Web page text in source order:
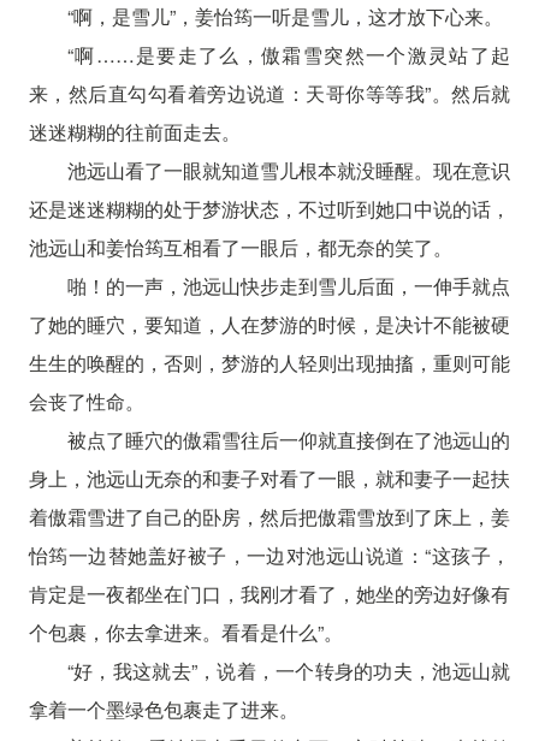
“啊，是雪儿”，姜怡筠一听是雪儿，这才放下心来。
“啊……是要走了么，傲霜雪突然一个激灵站了起
来，然后直勾勾看着旁边说道：天哥你等等我”。然后就
迷迷糊糊的往前面走去。
池远山看了一眼就知道雪儿根本就没睡醒。现在意识
还是迷迷糊糊的处于梦游状态，不过听到她口中说的话，
池远山和姜怡筠互相看了一眼后，都无奈的笑了。
啪！的一声，池远山快步走到雪儿后面，一伸手就点
了她的睡穴，要知道，人在梦游的时候，是决计不能被硬
生生的唤醒的，否则，梦游的人轻则出现抽搐，重则可能
会丧了性命。
被点了睡穴的傲霜雪往后一仰就直接倒在了池远山的
身上，池远山无奈的和妻子对看了一眼，就和妻子一起扶
着傲霜雪进了自己的卧房，然后把傲霜雪放到了床上，姜
怡筠一边替她盖好被子，一边对池远山说道：“这孩子，
肯定是一夜都坐在门口，我刚才看了，她坐的旁边好像有
个包裹，你去拿进来。看看是什么”。
“好，我这就去”，说着，一个转身的功夫，池远山就
拿着一个墨绿色包裹走了进来。